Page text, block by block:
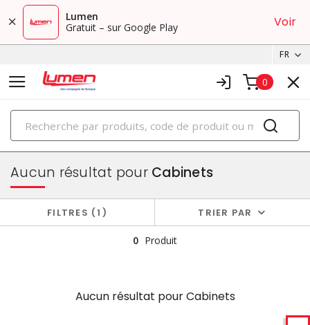
Lumen
Gratuit – sur Google Play
Voir
FR
0
PRODUITS
boîtiers et cabinets
Aucun résultat pourCabinets
FILTRES 1 TRIER PAR
0 Produit
Aucun résultat pourCabinets